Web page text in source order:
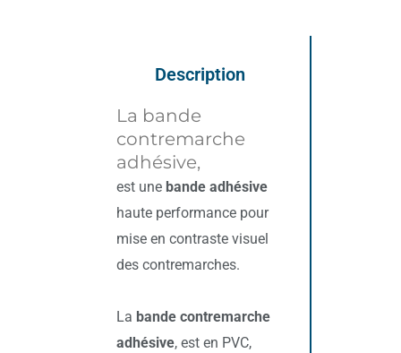
Description
La bande
contremarche
adhésive,
est une bande adhésive
haute performance pour
mise en contraste visuel
des contremarches.
La bande contremarche
adhésive, est en PVC,